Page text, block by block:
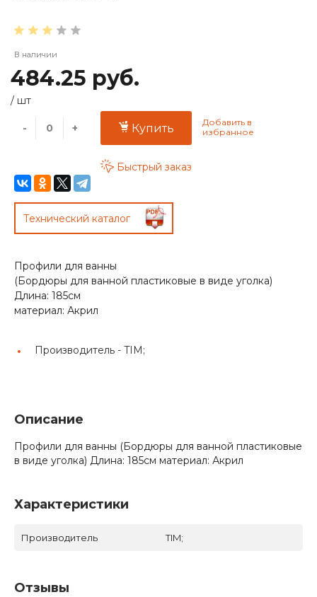
В наличии
484.25 руб.
/ шт
- + Купить
Быстрый заказ
Технический каталог
Профили для ванны
(Бордюры для ванной пластиковые в виде уголка)
Длина: 185см
материал: Акрил
Производитель - TIM;
Описание
Профили для ванны (Бордюры для ванной пластиковые
в виде уголка) Длина: 185см материал: Акрил
Характеристики
Производитель TIM;
Отзывы